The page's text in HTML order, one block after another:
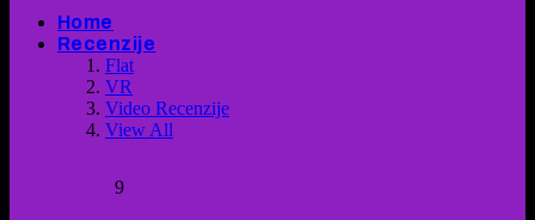
Home
Recenzije
Flat
VR
Video Recenzije
View All
9